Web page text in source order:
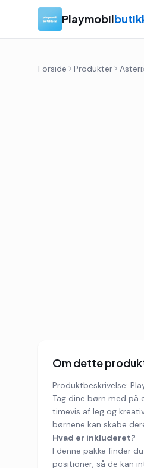
Playmobil
Forside Produkter
Om dette
Produktbeskrivelse:
Tag dine børn med
timevis af leg og
børnene kan skabe
Hvad er inkluderet?
I denne pakke finder
positioner, så de kan